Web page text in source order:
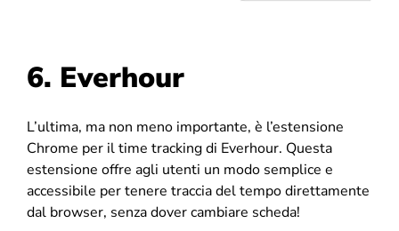
6. Everhour
L’ultima, ma non meno importante, è l’estensione
Chrome per il time tracking di Everhour. Questa
estensione offre agli utenti un modo semplice e
accessibile per tenere traccia del tempo direttamente
dal browser, senza dover cambiare scheda!